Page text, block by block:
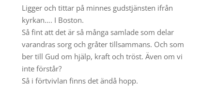
Ligger och tittar på minnes gudstjänsten ifrån
kyrkan…. I Boston.
Så fint att det är så många samlade som delar
varandras sorg och gråter tillsammans. Och som
ber till Gud om hjälp, kraft och tröst. Även om vi
inte förstår?
Så i förtvivlan finns det ändå hopp.